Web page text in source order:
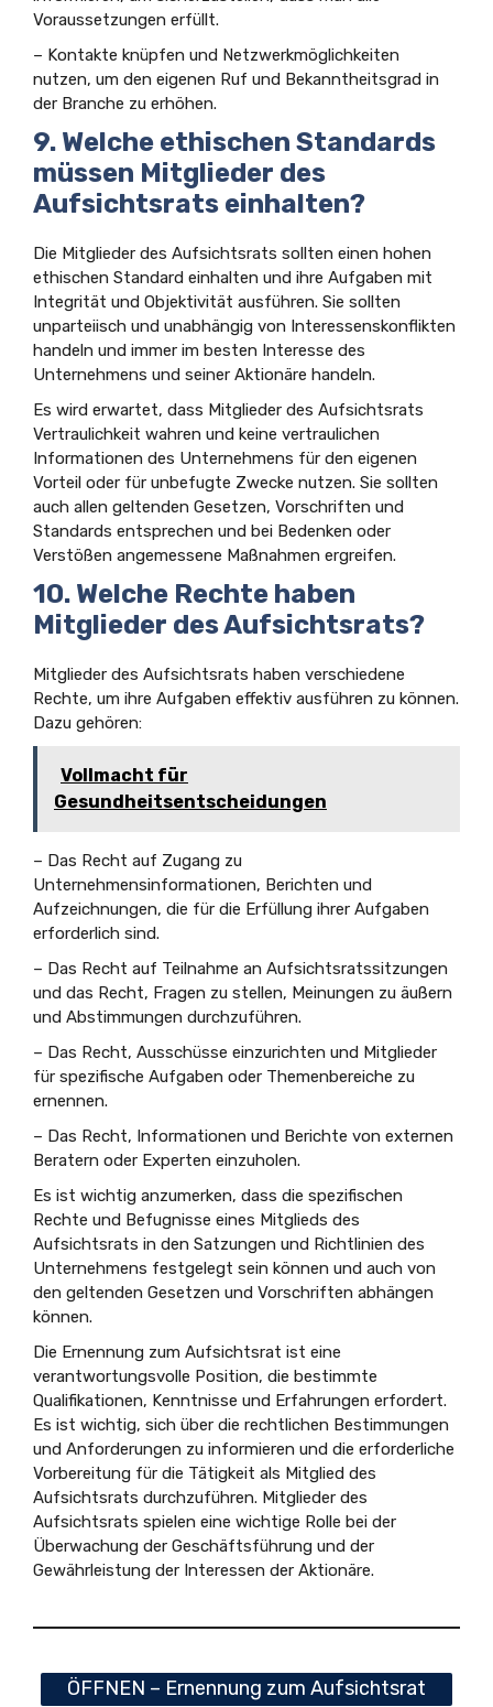
Voraussetzungen erfüllt.
– Kontakte knüpfen und Netzwerkmöglichkeiten
nutzen, um den eigenen Ruf und Bekanntheitsgrad in
der Branche zu erhöhen.
9. Welche ethischen Standards
müssen Mitglieder des
Aufsichtsrats einhalten?
Die Mitglieder des Aufsichtsrats sollten einen hohen
ethischen Standard einhalten und ihre Aufgaben mit
Integrität und Objektivität ausführen. Sie sollten
unparteiisch und unabhängig von Interessenskonflikten
handeln und immer im besten Interesse des
Unternehmens und seiner Aktionäre handeln.
Es wird erwartet, dass Mitglieder des Aufsichtsrats
Vertraulichkeit wahren und keine vertraulichen
Informationen des Unternehmens für den eigenen
Vorteil oder für unbefugte Zwecke nutzen. Sie sollten
auch allen geltenden Gesetzen, Vorschriften und
Standards entsprechen und bei Bedenken oder
Verstößen angemessene Maßnahmen ergreifen.
10. Welche Rechte haben
Mitglieder des Aufsichtsrats?
Mitglieder des Aufsichtsrats haben verschiedene
Rechte, um ihre Aufgaben effektiv ausführen zu können.
Dazu gehören:
Vollmacht für
Gesundheitsentscheidungen
– Das Recht auf Zugang zu
Unternehmensinformationen, Berichten und
Aufzeichnungen, die für die Erfüllung ihrer Aufgaben
erforderlich sind.
– Das Recht auf Teilnahme an Aufsichtsratssitzungen
und das Recht, Fragen zu stellen, Meinungen zu äußern
und Abstimmungen durchzuführen.
– Das Recht, Ausschüsse einzurichten und Mitglieder
für spezifische Aufgaben oder Themenbereiche zu
ernennen.
– Das Recht, Informationen und Berichte von externen
Beratern oder Experten einzuholen.
Es ist wichtig anzumerken, dass die spezifischen
Rechte und Befugnisse eines Mitglieds des
Aufsichtsrats in den Satzungen und Richtlinien des
Unternehmens festgelegt sein können und auch von
den geltenden Gesetzen und Vorschriften abhängen
können.
Die Ernennung zum Aufsichtsrat ist eine
verantwortungsvolle Position, die bestimmte
Qualifikationen, Kenntnisse und Erfahrungen erfordert.
Es ist wichtig, sich über die rechtlichen Bestimmungen
und Anforderungen zu informieren und die erforderliche
Vorbereitung für die Tätigkeit als Mitglied des
Aufsichtsrats durchzuführen. Mitglieder des
Aufsichtsrats spielen eine wichtige Rolle bei der
Überwachung der Geschäftsführung und der
Gewährleistung der Interessen der Aktionäre.
ÖFFNEN – Ernennung zum Aufsichtsrat